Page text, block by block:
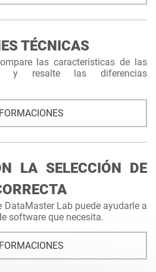
TÉCNICAS
las características de las
y resalte las diferencias
LA SELECCIÓN DE
DataMaster Lab puede ayudarle a
software que necesita.